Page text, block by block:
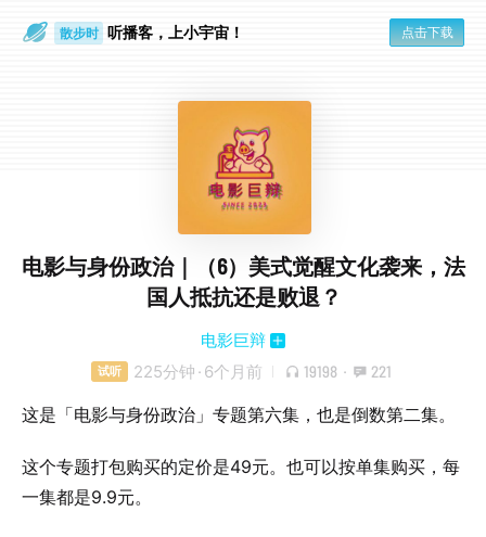
散步时 听播客，上小宇宙！ 点击下载
电影与身份政治｜（6）美式觉醒文化袭来，法
国人抵抗还是败退？
电影巨辩
试听 225分钟 · 6个月前 19198 · 221
这是「电影与身份政治」专题第六集，也是倒数第二集。
这个专题打包购买的定价是49元。也可以按单集购买，每
一集都是9.9元。